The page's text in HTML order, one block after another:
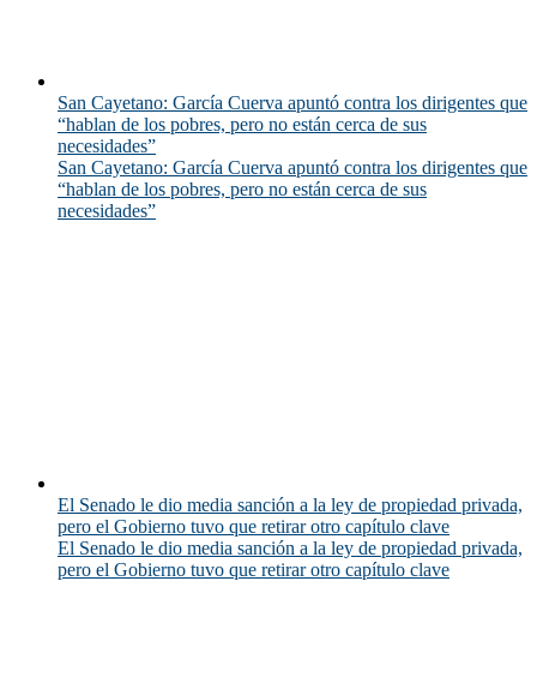
San Cayetano: García Cuerva apuntó contra los dirigentes que
“hablan de los pobres, pero no están cerca de sus
necesidades”
San Cayetano: García Cuerva apuntó contra los dirigentes que
“hablan de los pobres, pero no están cerca de sus
necesidades”
El Senado le dio media sanción a la ley de propiedad privada,
pero el Gobierno tuvo que retirar otro capítulo clave
El Senado le dio media sanción a la ley de propiedad privada,
pero el Gobierno tuvo que retirar otro capítulo clave